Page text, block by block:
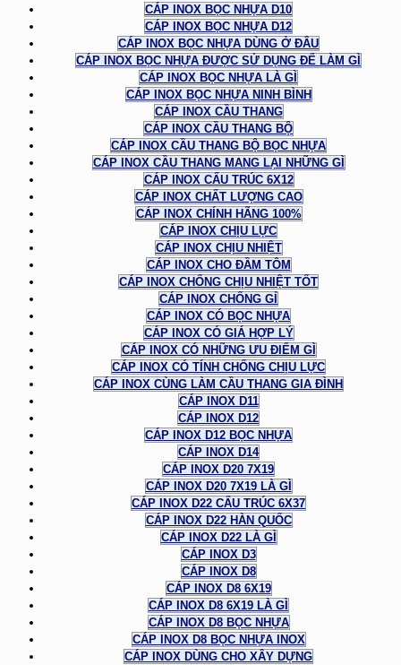
CÁP INOX BỌC NHỰA D10
CÁP INOX BỌC NHỰA D12
CÁP INOX BỌC NHỰA DÙNG Ở ĐÂU
CÁP INOX BỌC NHỰA ĐƯỢC SỬ DỤNG ĐỂ LÀM GÌ
CÁP INOX BỌC NHỰA LÀ GÌ
CÁP INOX BỌC NHỰA NINH BÌNH
CÁP INOX CẦU THANG
CÁP INOX CẦU THANG BỘ
CÁP INOX CẦU THANG BỘ BỌC NHỰA
CÁP INOX CẦU THANG MANG LẠI NHỮNG GÌ
CÁP INOX CẤU TRÚC 6X12
CÁP INOX CHẤT LƯỢNG CAO
CÁP INOX CHÍNH HÃNG 100%
CÁP INOX CHỊU LỰC
CÁP INOX CHỊU NHIỆT
CÁP INOX CHO ĐẦM TÔM
CÁP INOX CHỐNG CHỊU NHIỆT TỐT
CÁP INOX CHỐNG GỈ
CÁP INOX CÓ BỌC NHỰA
CÁP INOX CÓ GIÁ HỢP LÝ
CÁP INOX CÓ NHỮNG ƯU ĐIỂM GÌ
CÁP INOX CÓ TÍNH CHỐNG CHỊU LỰC
CÁP INOX CÙNG LÀM CẦU THANG GIA ĐÌNH
CÁP INOX D11
CÁP INOX D12
CÁP INOX D12 BỌC NHỰA
CÁP INOX D14
CÁP INOX D20 7X19
CÁP INOX D20 7X19 LÀ GÌ
CÁP INOX D22 CẤU TRÚC 6X37
CÁP INOX D22 HÀN QUỐC
CÁP INOX D22 LÀ GÌ
CÁP INOX D3
CÁP INOX D8
CÁP INOX D8 6X19
CÁP INOX D8 6X19 LÀ GÌ
CÁP INOX D8 BỌC NHỰA
CÁP INOX D8 BỌC NHỰA INOX
CÁP INOX DÙNG CHO XÂY DỰNG